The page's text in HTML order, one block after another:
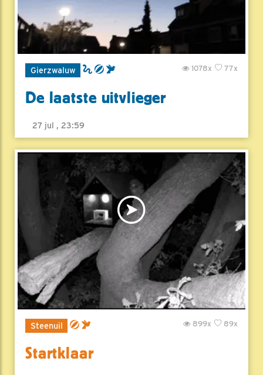
Gierzwaluw 77x
1078x
De laatste uitvlieger
27 jul , 23:59
Steenuil 89x
899x
Startklaar